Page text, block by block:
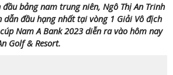
đầu bảng nam trung niên, Ngô Thị An Trinh
dẫn đầu hạng nhất tại vòng 1 Giải Vô địch
Nam A Bank 2023 diễn ra vào hôm nay
Golf & Resort.